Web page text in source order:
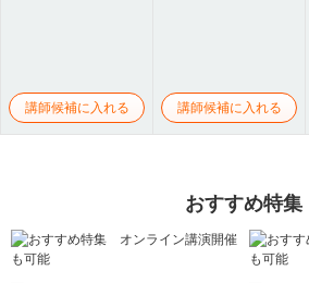
講師候補に入れる 講師候補に入れる
おすすめ特集